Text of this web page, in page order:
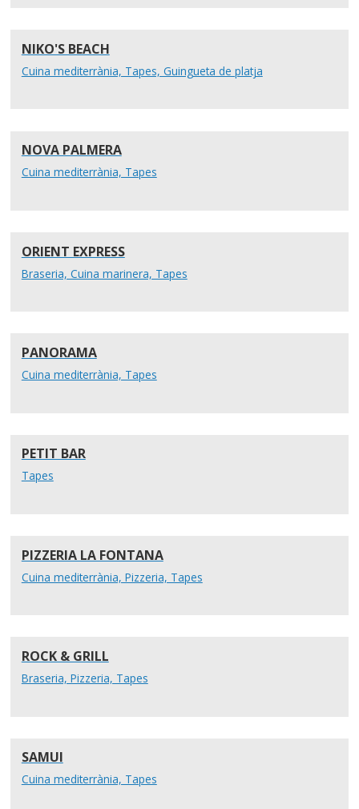
NIKO'S BEACH
Cuina mediterrània, Tapes, Guingueta de platja
NOVA PALMERA
Cuina mediterrània, Tapes
ORIENT EXPRESS
Braseria, Cuina marinera, Tapes
PANORAMA
Cuina mediterrània, Tapes
PETIT BAR
Tapes
PIZZERIA LA FONTANA
Cuina mediterrània, Pizzeria, Tapes
ROCK & GRILL
Braseria, Pizzeria, Tapes
SAMUI
Cuina mediterrània, Tapes